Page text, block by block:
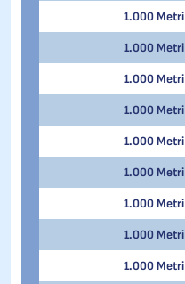
1.000 Metri
1.000 Metri
1.000 Metri
1.000 Metri
1.000 Metri
1.000 Metri
1.000 Metri
1.000 Metri
1.000 Metri